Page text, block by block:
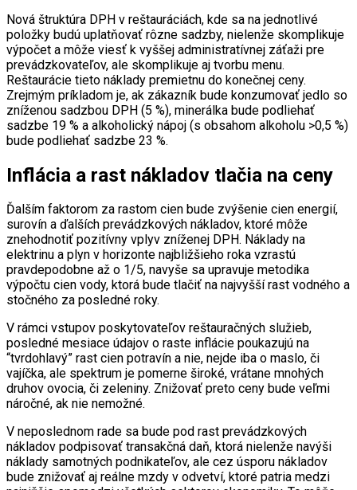
Nová štruktúra DPH v reštauráciách, kde sa na jednotlivé
položky budú uplatňovať rôzne sadzby, nielenže skomplikuje
výpočet a môže viesť k vyššej administratívnej záťaži pre
prevádzkovateľov, ale skomplikuje aj tvorbu menu.
Reštaurácie tieto náklady premietnu do konečnej ceny.
Zrejmým príkladom je, ak zákazník bude konzumovať jedlo so
zníženou sadzbou DPH (5 %), minerálka bude podliehať
sadzbe 19 % a alkoholický nápoj (s obsahom alkoholu >0,5 %)
bude podliehať sadzbe 23 %.
Inflácia a rast nákladov tlačia na ceny
Ďalším faktorom za rastom cien bude zvýšenie cien energií,
surovín a ďalších prevádzkových nákladov, ktoré môže
znehodnotiť pozitívny vplyv zníženej DPH. Náklady na
elektrinu a plyn v horizonte najbližšieho roka vzrastú
pravdepodobne až o 1/5, navyše sa upravuje metodika
výpočtu cien vody, ktorá bude tlačiť na najvyšší rast vodného a
stočného za posledné roky.
V rámci vstupov poskytovateľov reštauračných služieb,
posledné mesiace údajov o raste inflácie poukazujú na
“tvrdohlavý” rast cien potravín a nie, nejde iba o maslo, či
vajíčka, ale spektrum je pomerne široké, vrátane mnohých
druhov ovocia, či zeleniny. Znižovať preto ceny bude veľmi
náročné, ak nie nemožné.
V neposlednom rade sa bude pod rast prevádzkových
nákladov podpisovať transakčná daň, ktorá nielenže navýši
náklady samotných podnikateľov, ale cez úsporu nákladov
bude znižovať aj reálne mzdy v odvetví, ktoré patria medzi